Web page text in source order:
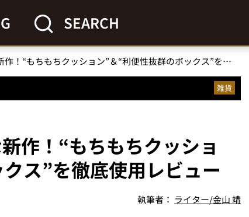
SEARCH
【無印良品】神コスパな新作！“もちもちクッション”＆“利便性抜群のボックス”を徹底使用レビュー
雑貨
作！“もちもちクッショ
ス”を徹底使用レビュー
執筆者： ライター/金山 靖